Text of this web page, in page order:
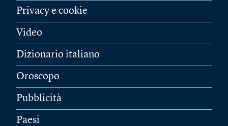
Privacy e cookie
Video
Dizionario italiano
Oroscopo
Pubblicità
Paesi